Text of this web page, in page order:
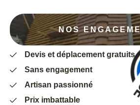
NOS
Devis et déplacement gratuits
Sans engagement
Artisan passionné
Prix imbattable